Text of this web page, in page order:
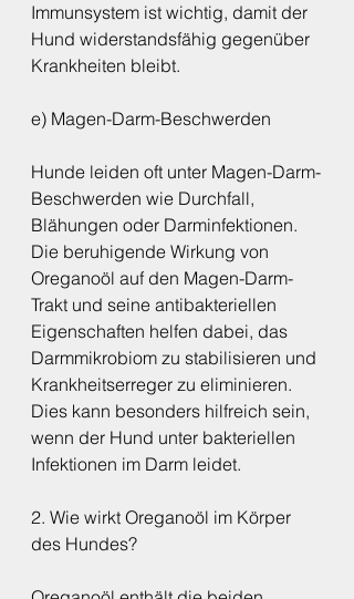
Immunsystem ist wichtig, damit der
Hund widerstandsfähig gegenüber
Krankheiten bleibt.
e) Magen-Darm-Beschwerden
Hunde leiden oft unter Magen-Darm-
Beschwerden wie Durchfall,
Blähungen oder Darminfektionen.
Die beruhigende Wirkung von
Oreganoöl auf den Magen-Darm-
Trakt und seine antibakteriellen
Eigenschaften helfen dabei, das
Darmmikrobiom zu stabilisieren und
Krankheitserreger zu eliminieren.
Dies kann besonders hilfreich sein,
wenn der Hund unter bakteriellen
Infektionen im Darm leidet.
2. Wie wirkt Oreganoöl im Körper
des Hundes?